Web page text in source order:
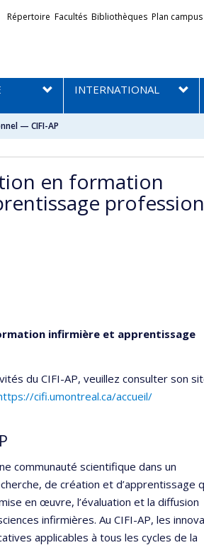
Liens
Répertoire Facultés Bibliothèques Plan campus
INTERNATIONAL
— CIFI-AP
en formation
infirmière et apprentissage
du CIFI-AP, veuillez consulter son
cifi.umontreal.ca/accueil/
communauté scientifique dans un
de création et d’apprentissage
en œuvre, l’évaluation et la diffusion
infirmières. Au CIFI-AP, les
applicables à tous les cycles de la